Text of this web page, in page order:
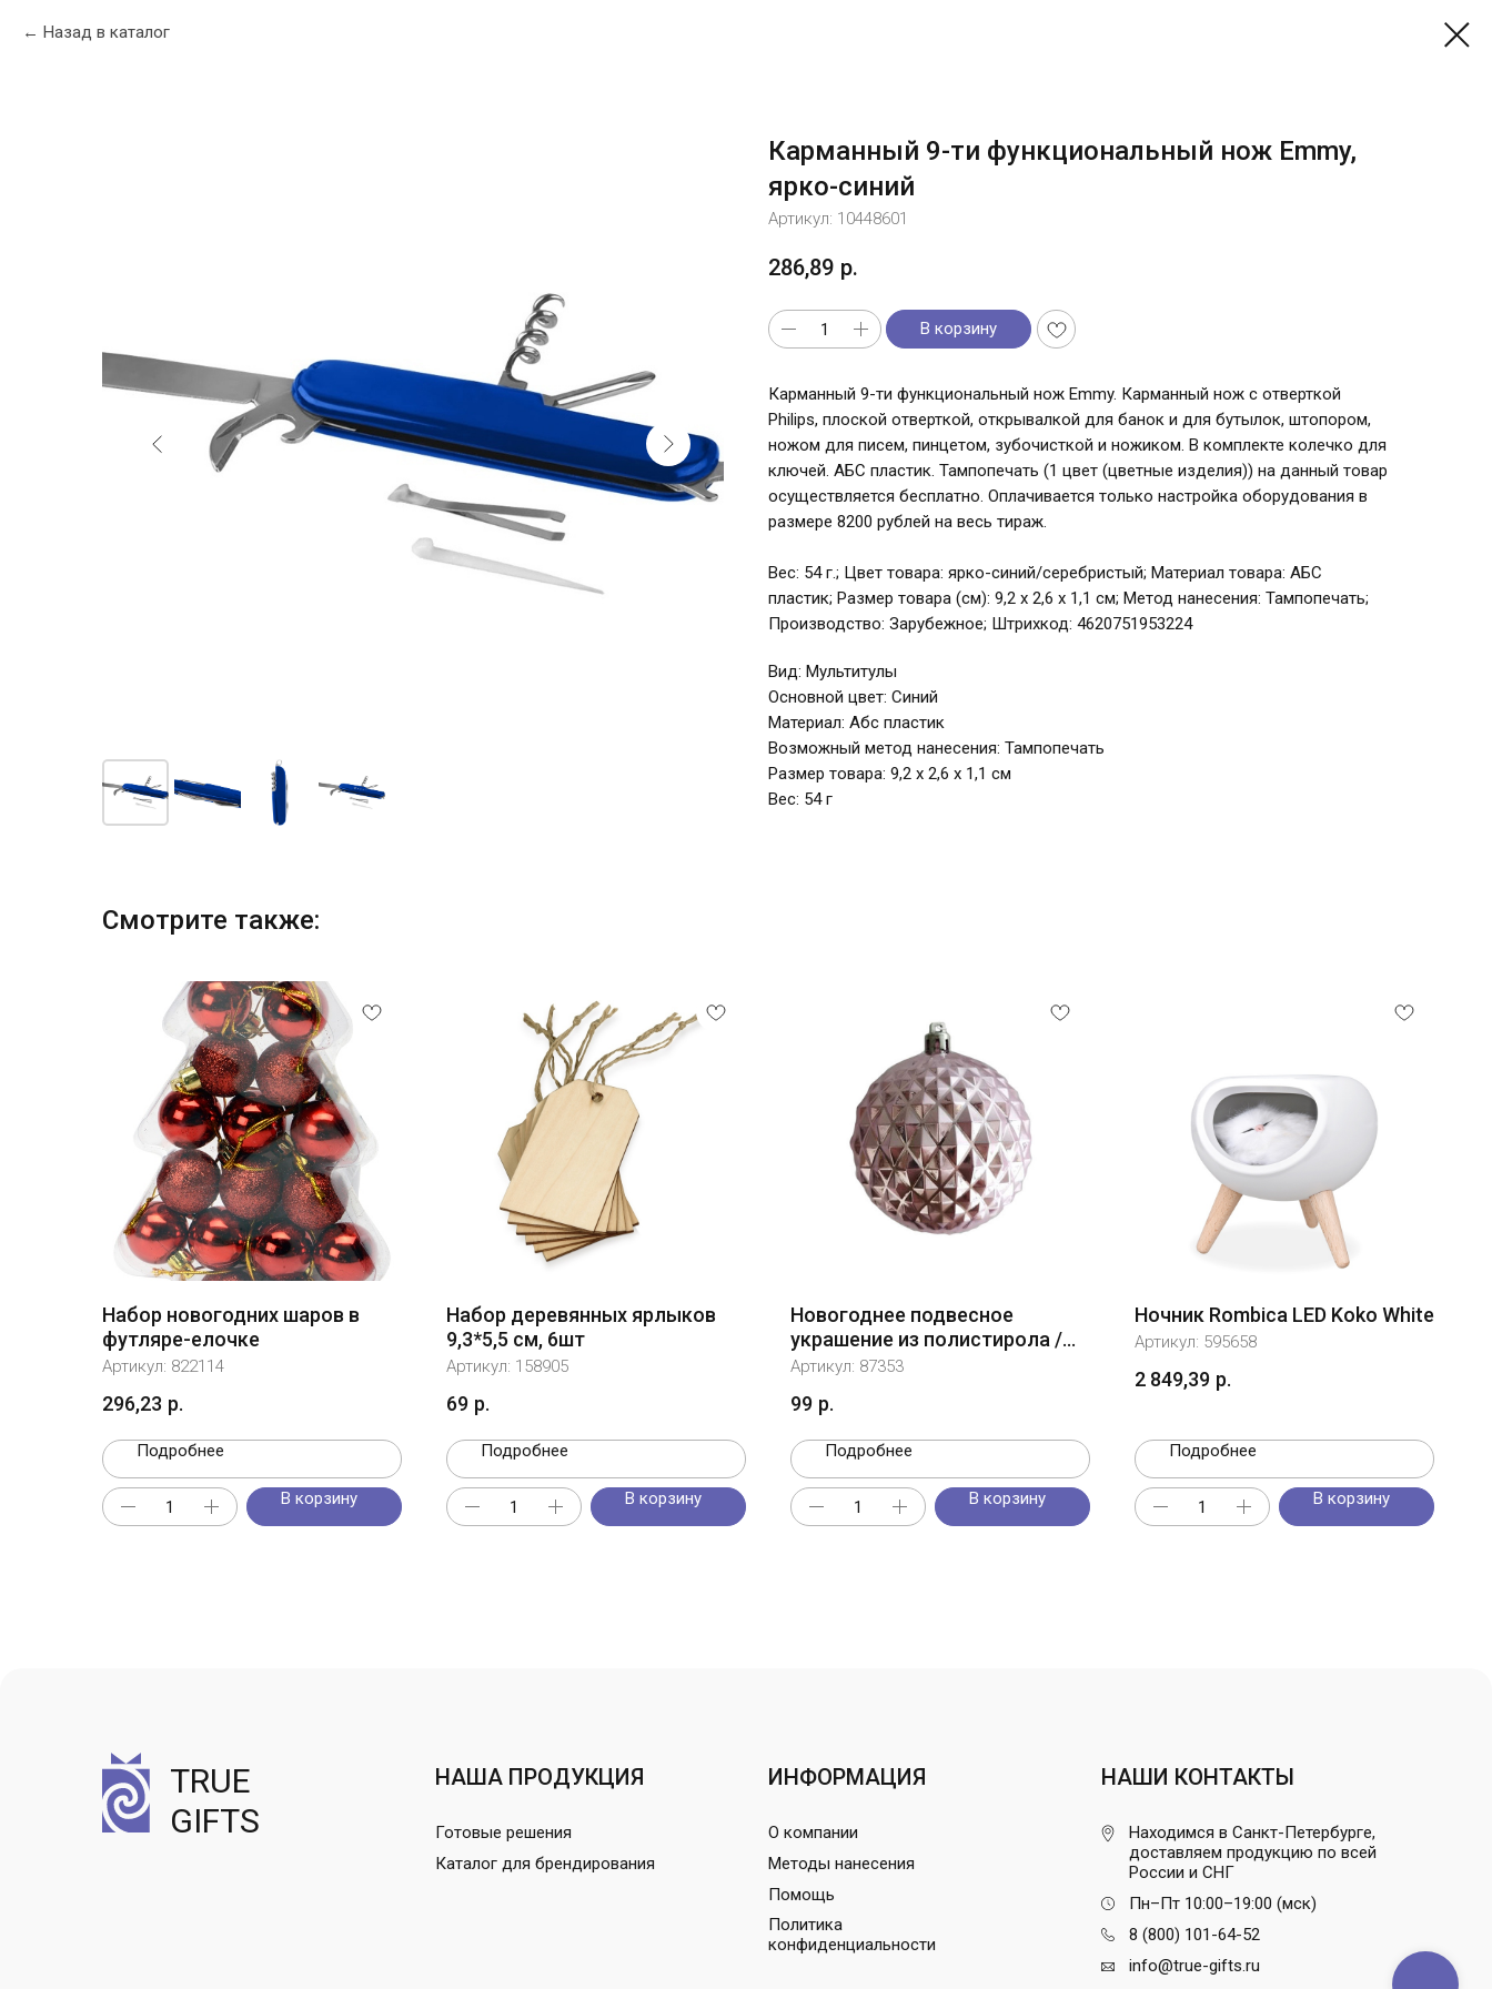
Назад в каталог
Карманный 9-ти функциональный нож Emmy,
ярко-синий
Артикул: 10448601
286,89 р.
В корзину
Карманный 9-ти функциональный нож Emmy. Карманный нож с отверткой
Philips, плоской отверткой, открывалкой для банок и для бутылок, штопором,
ножом для писем, пинцетом, зубочисткой и ножиком. В комплекте колечко для
ключей. АБС пластик. Тампопечать (1 цвет (цветные изделия)) на данный товар
осуществляется бесплатно. Оплачивается только настройка оборудования в
размере 8200 рублей на весь тираж.
Вес: 54 г.; Цвет товара: ярко-синий/серебристый; Материал товара: АБС
пластик; Размер товара (см): 9,2 х 2,6 х 1,1 см; Метод нанесения: Тампопечать;
Производство: Зарубежное; Штрихкод: 4620751953224
Вид: Мультитулы
Основной цвет: Синий
Материал: Абс пластик
Возможный метод нанесения: Тампопечать
Размер товара: 9,2 х 2,6 х 1,1 см
Вес: 54 г
Смотрите также:
Набор новогодних шаров в
футляре-елочке
Артикул: 822114
296,23 р.
Подробнее
В корзину
Набор деревянных ярлыков
9,3*5,5 см, 6шт
Артикул: 158905
69 р.
Подробнее
В корзину
Новогоднее подвесное
украшение из полистирола /
8x8x8см, розовый
Артикул: 87353
99 р.
Подробнее
В корзину
Ночник Rombica LED Koko White
Артикул: 595658
2 849,39 р.
Подробнее
В корзину
TRUE
GIFTS
НАША ПРОДУКЦИЯ
Готовые решения
Каталог для брендирования
ИНФОРМАЦИЯ
О компании
Методы нанесения
Помощь
Политика
конфиденциальности
НАШИ КОНТАКТЫ
Находимся в Санкт-Петербурге,
доставляем продукцию по всей
России и СНГ
Пн–Пт 10:00–19:00 (мск)
8 (800) 101-64-52
info@true-gifts.ru